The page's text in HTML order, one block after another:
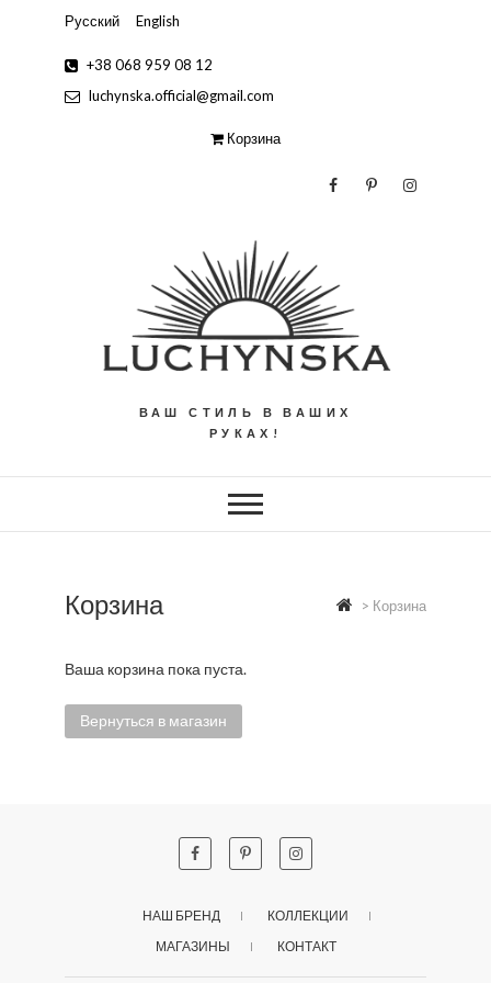
Русский English
+38 068 959 08 12
luchynska.official@gmail.com
Корзина
ВАШ СТИЛЬ В ВАШИХ
РУКАХ!
Корзина > Корзина
Ваша корзина пока пуста.
Вернуться в магазин
НАШ БРЕНД
КОЛЛЕКЦИИ
МАГАЗИНЫ
КОНТАКТ